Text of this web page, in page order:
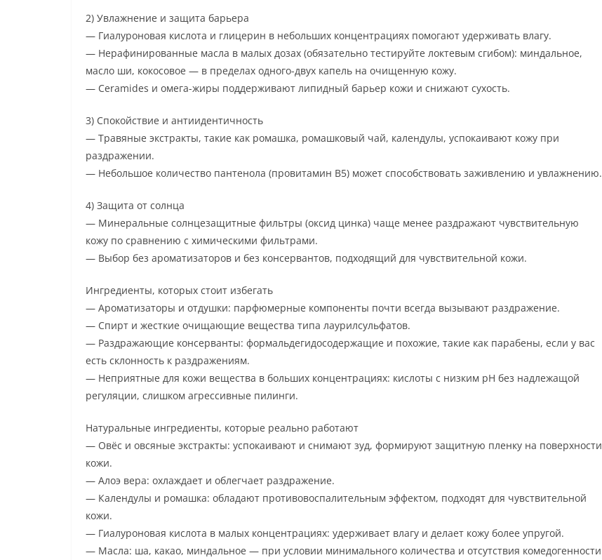
2) Увлажнение и защита барьера
— Гиалуроновая кислота и глицерин в небольших концентрациях помогают удерживать влагу.
— Нерафинированные масла в малых дозах (обязательно тестируйте локтевым сгибом): миндальное,
масло ши, кокосовое — в пределах одного-двух капель на очищенную кожу.
— Ceramides и омега-жиры поддерживают липидный барьер кожи и снижают сухость.
3) Спокойствие и антиидентичность
— Травяные экстракты, такие как ромашка, ромашковый чай, календулы, успокаивают кожу при
раздражении.
— Небольшое количество пантенола (провитамин B5) может способствовать заживлению и увлажнению.
4) Защита от солнца
— Минеральные солнцезащитные фильтры (оксид цинка) чаще менее раздражают чувствительную
кожу по сравнению с химическими фильтрами.
— Выбор без ароматизаторов и без консервантов, подходящий для чувствительной кожи.
Ингредиенты, которых стоит избегать
— Ароматизаторы и отдушки: парфюмерные компоненты почти всегда вызывают раздражение.
— Спирт и жесткие очищающие вещества типа лаурилсульфатов.
— Раздражающие консерванты: формальдегидосодержащие и похожие, такие как парабены, если у вас
есть склонность к раздражениям.
— Неприятные для кожи вещества в больших концентрациях: кислоты с низким pH без надлежащой
регуляции, слишком агрессивные пилинги.
Натуральные ингредиенты, которые реально работают
— Овёс и овсяные экстракты: успокаивают и снимают зуд, формируют защитную пленку на поверхности
кожи.
— Алоэ вера: охлаждает и облегчает раздражение.
— Календулы и ромашка: обладают противовоспалительным эффектом, подходят для чувствительной
кожи.
— Гиалуроновая кислота в малых концентрациях: удерживает влагу и делает кожу более упругой.
— Масла: ша, какао, миндальное — при условии минимального количества и отсутствия комедогенности